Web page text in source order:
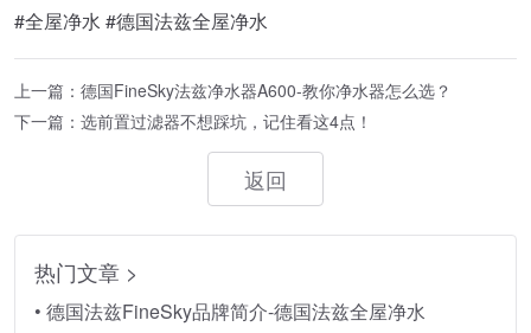
#全屋净水 #德国法兹全屋净水
上一篇：德国FineSky法兹净水器A600-教你净水器怎么选？
下一篇：选前置过滤器不想踩坑，记住看这4点！
返回
热门文章 >
• 德国法兹FineSky品牌简介-德国法兹全屋净水